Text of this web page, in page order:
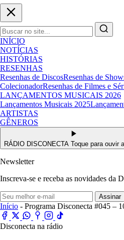
INÍCIO
NOTÍCIAS
HISTÓRIAS
RESENHAS
Resenhas de DiscosResenhas de
ColecionadorResenhas de Filmes e
LANÇAMENTOS MUSICAIS 2026
Lançamentos Musicais 2025
ARTISTAS
GÊNEROS
RÁDIO DISCONECTA Toque para ouvir
Newsletter
Inscreva-se e receba as novidades da
Assinar
Início - Programa Disconecta #045 –
Disconecta na rádio